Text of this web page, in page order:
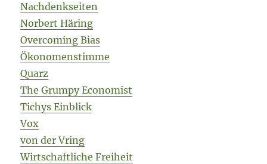
Nachdenkseiten
Norbert Häring
Overcoming Bias
Ökonomenstimme
Quarz
The Grumpy Economist
Tichys Einblick
Vox
von der Vring
Wirtschaftliche Freiheit